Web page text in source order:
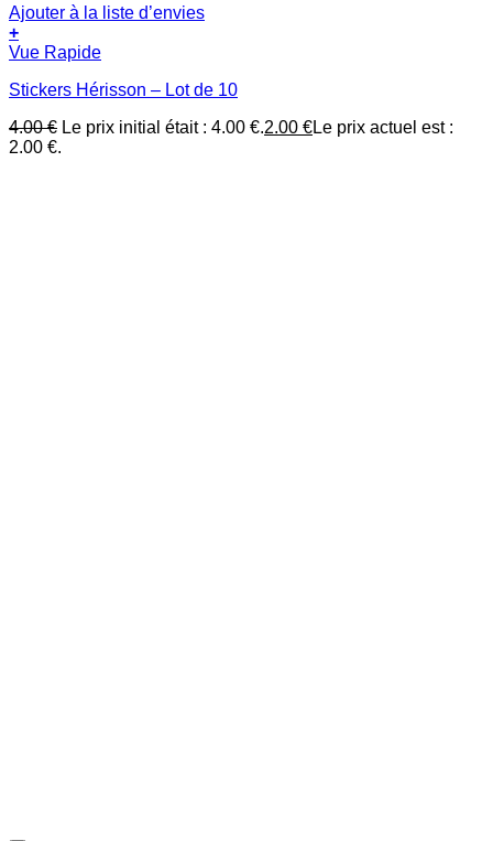
Ajouter à la liste d’envies
+
Vue Rapide
Stickers Hérisson – Lot de 10
4.00€ Le prix initial était : 4.00 €.2.00 €Le prix actuel est :
2.00 €.